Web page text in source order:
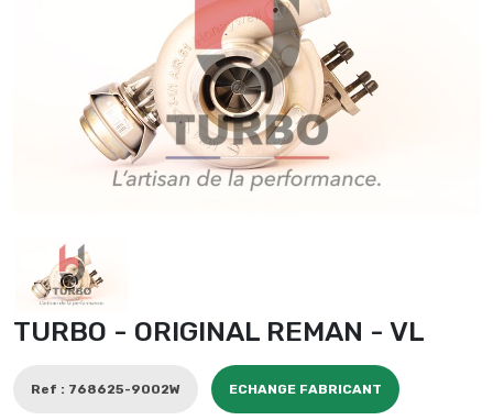
TURBO - ORIGINAL REMAN - VL
Ref : 768625-9002W ECHANGE FABRICANT